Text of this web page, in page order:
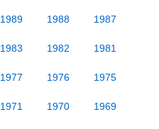
1989 1988 1987
1983 1982 1981
1977 1976 1975
1971 1970 1969